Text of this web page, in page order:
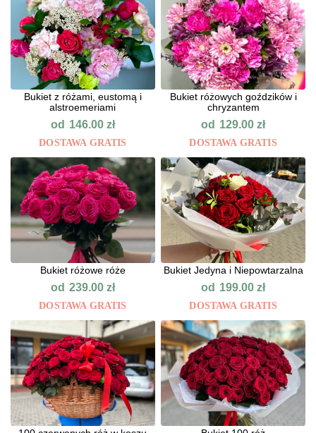
Bukiet z różami, eustomą i
alstroemeriami
od 146.00 zł
DOSTAWA GRATIS
Bukiet różowych goździków i
chryzantem
od 129.00zł
DOSTAWA GRATIS
Bukiet różowe róże
od 239.00 zł
DOSTAWA GRATIS
Bukiet Jedyna i Niepowtarzalna
od 199.00zł
DOSTAWA GRATIS